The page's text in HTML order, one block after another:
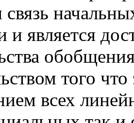
и является
того
всех